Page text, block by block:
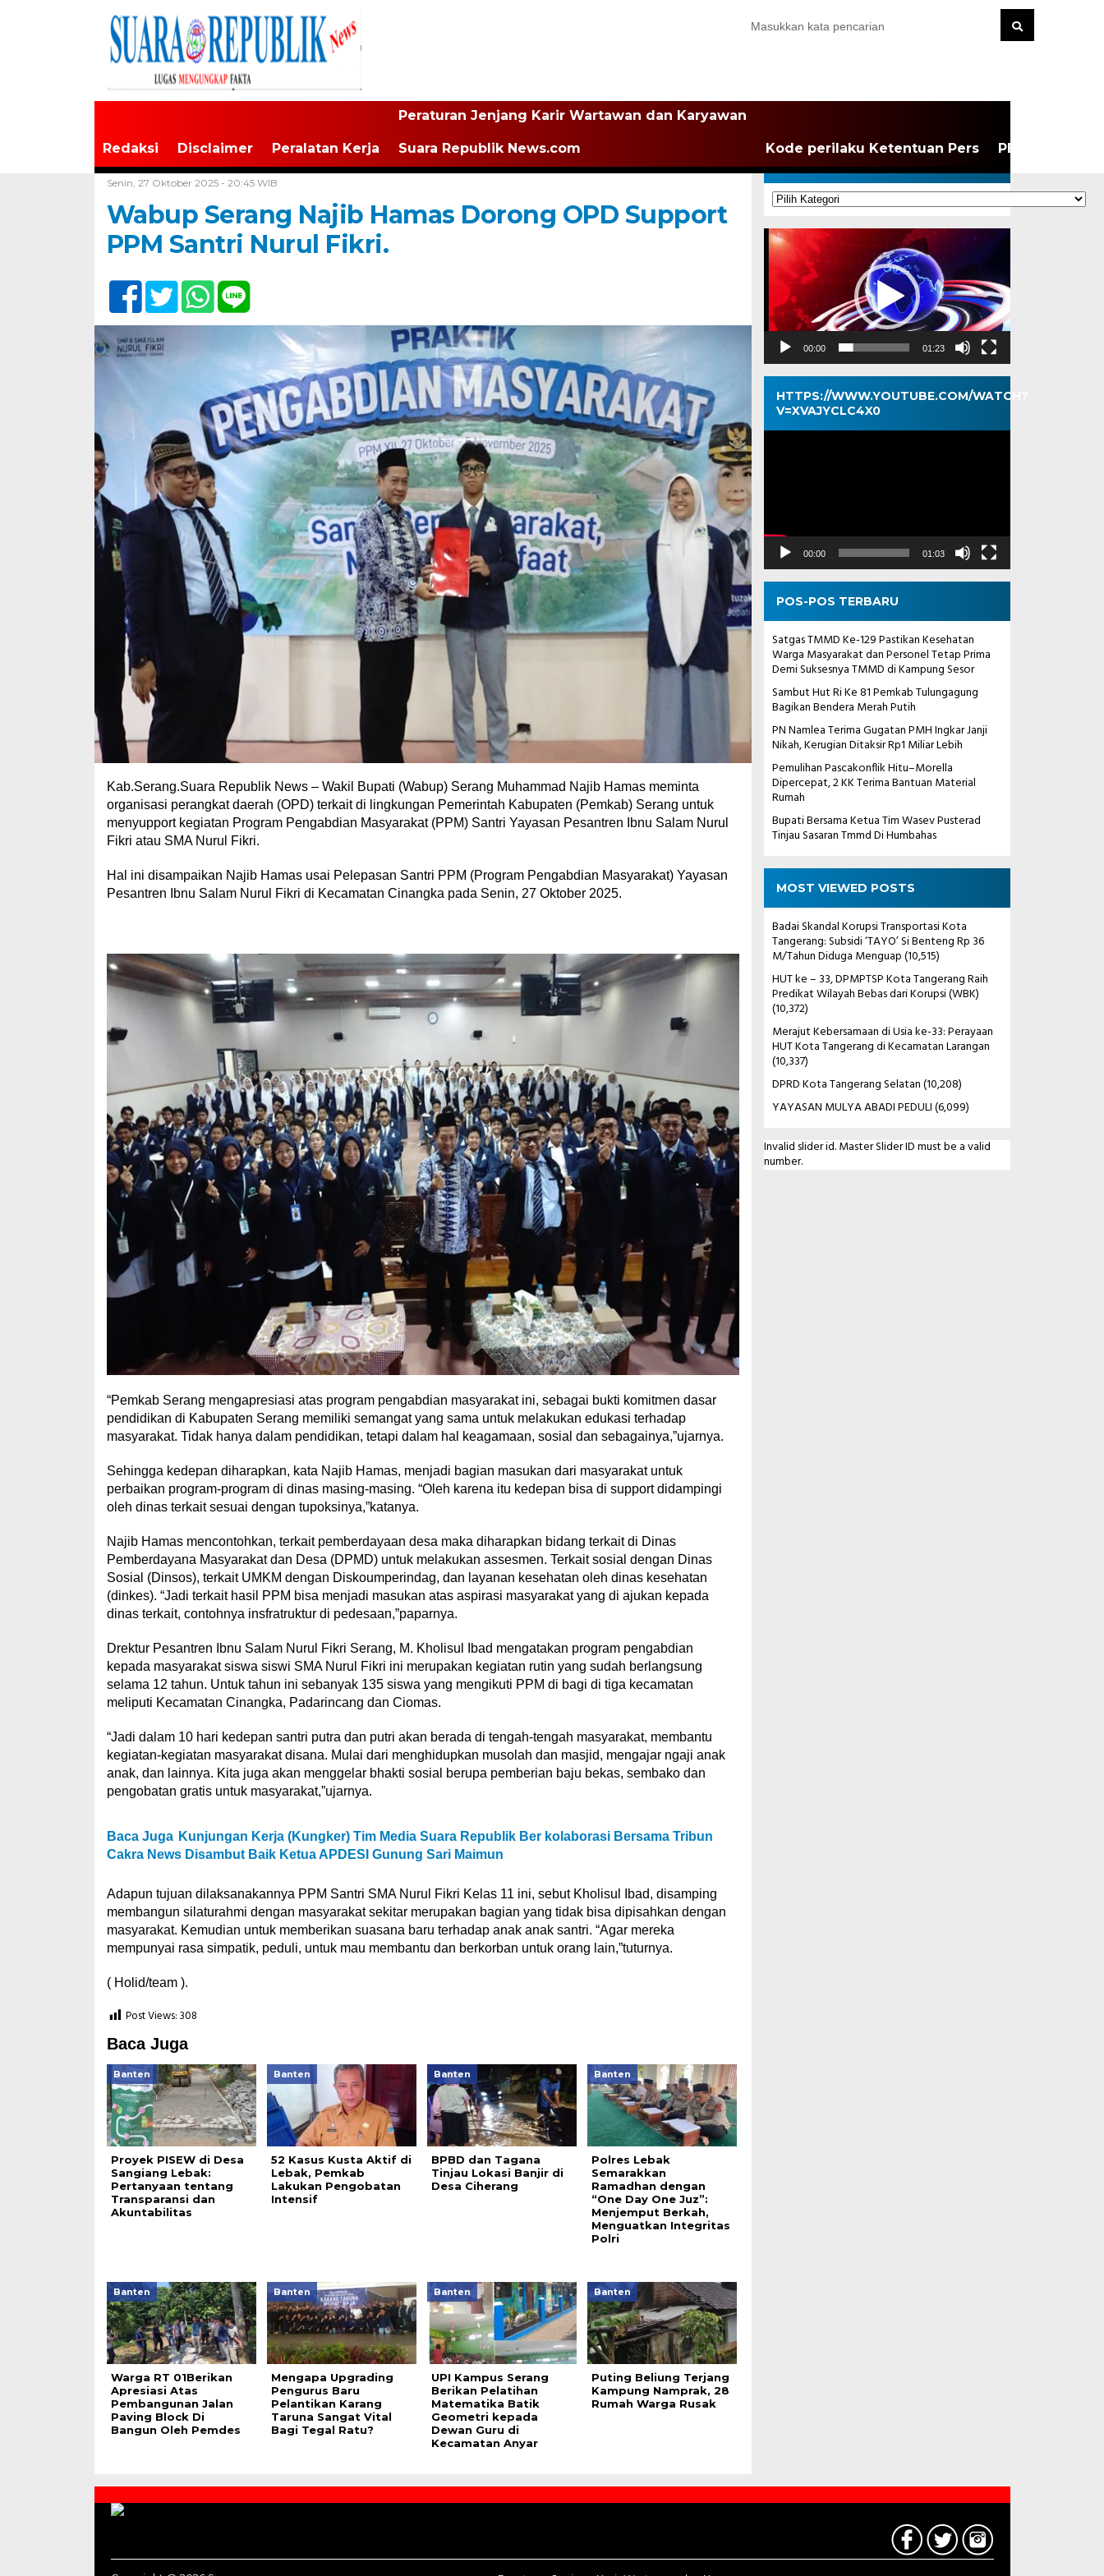
Redaksi Disclaimer Peralatan Kerja
Peraturan Jenjang Karir Wartawan dan Karyawan
Suara Republik News.com Kode perilaku Ketentuan Pers PEDOMAN
Senin, 27 Oktober 2025 - 20:45 WIB
Wabup Serang Najib Hamas Dorong OPD Support
PPM Santri Nurul Fikri.
Kab.Serang.Suara Republik News – Wakil Bupati (Wabup) Serang Muhammad Najib Hamas meminta
organisasi perangkat daerah (OPD) terkait di lingkungan Pemerintah Kabupaten (Pemkab) Serang untuk
menyupport kegiatan Program Pengabdian Masyarakat (PPM) Santri Yayasan Pesantren Ibnu Salam Nurul
Fikri atau SMA Nurul Fikri.
Hal ini disampaikan Najib Hamas usai Pelepasan Santri PPM (Program Pengabdian Masyarakat) Yayasan
Pesantren Ibnu Salam Nurul Fikri di Kecamatan Cinangka pada Senin, 27 Oktober 2025.
“Pemkab Serang mengapresiasi atas program pengabdian masyarakat ini, sebagai bukti komitmen dasar
pendidikan di Kabupaten Serang memiliki semangat yang sama untuk melakukan edukasi terhadap
masyarakat. Tidak hanya dalam pendidikan, tetapi dalam hal keagamaan, sosial dan sebagainya,”ujarnya.
Sehingga kedepan diharapkan, kata Najib Hamas, menjadi bagian masukan dari masyarakat untuk
perbaikan program-program di dinas masing-masing. “Oleh karena itu kedepan bisa di support didampingi
oleh dinas terkait sesuai dengan tupoksinya,”katanya.
Najib Hamas mencontohkan, terkait pemberdayaan desa maka diharapkan bidang terkait di Dinas
Pemberdayana Masyarakat dan Desa (DPMD) untuk melakukan assesmen. Terkait sosial dengan Dinas
Sosial (Dinsos), terkait UMKM dengan Diskoumperindag, dan layanan kesehatan oleh dinas kesehatan
(dinkes). “Jadi terkait hasil PPM bisa menjadi masukan atas aspirasi masyarakat yang di ajukan kepada
dinas terkait, contohnya insfratruktur di pedesaan,”paparnya.
Drektur Pesantren Ibnu Salam Nurul Fikri Serang, M. Kholisul Ibad mengatakan program pengabdian
kepada masyarakat siswa siswi SMA Nurul Fikri ini merupakan kegiatan rutin yang sudah berlangsung
selama 12 tahun. Untuk tahun ini sebanyak 135 siswa yang mengikuti PPM di bagi di tiga kecamatan
meliputi Kecamatan Cinangka, Padarincang dan Ciomas.
“Jadi dalam 10 hari kedepan santri putra dan putri akan berada di tengah-tengah masyarakat, membantu
kegiatan-kegiatan masyarakat disana. Mulai dari menghidupkan musolah dan masjid, mengajar ngaji anak
anak, dan lainnya. Kita juga akan menggelar bhakti sosial berupa pemberian baju bekas, sembako dan
pengobatan gratis untuk masyarakat,”ujarnya.
Baca Juga Kunjungan Kerja (Kungker) Tim Media Suara Republik Ber kolaborasi Bersama Tribun
Cakra News Disambut Baik Ketua APDESI Gunung Sari Maimun
Adapun tujuan dilaksanakannya PPM Santri SMA Nurul Fikri Kelas 11 ini, sebut Kholisul Ibad, disamping
membangun silaturahmi dengan masyarakat sekitar merupakan bagian yang tidak bisa dipisahkan dengan
masyarakat. Kemudian untuk memberikan suasana baru terhadap anak anak santri. “Agar mereka
mempunyai rasa simpatik, peduli, untuk mau membantu dan berkorban untuk orang lain,”tuturnya.
( Holid/team ).
Post Views:308
Baca Juga
Banten
Proyek PISEW di Desa
Sangiang Lebak:
Pertanyaan tentang
Transparansi dan
Akuntabilitas
Banten
52 Kasus Kusta Aktif di
Lebak, Pemkab
Lakukan Pengobatan
Intensif
Banten
BPBD dan Tagana
Tinjau Lokasi Banjir di
Desa Ciherang
Banten
Polres Lebak
Semarakkan
Ramadhan dengan
“One Day One Juz”:
Menjemput Berkah,
Menguatkan Integritas
Polri
Banten
Warga RT 01Berikan
Apresiasi Atas
Pembangunan Jalan
Paving Block Di
Bangun Oleh Pemdes
Banten
Mengapa Upgrading
Pengurus Baru
Pelantikan Karang
Taruna Sangat Vital
Bagi Tegal Ratu?
Banten
UPI Kampus Serang
Berikan Pelatihan
Matematika Batik
Geometri kepada
Dewan Guru di
Kecamatan Anyar
Banten
Puting Beliung Terjang
Kampung Namprak, 28
Rumah Warga Rusak
KATEGORI
Kategori
Pemutar
Video
00:00 01:23
HTTPS://WWW.YOUTUBE.COM/WATCH?
V=XVAJYCLC4X0
Pemutar
00:00 01:03
POS-POS TERBARU
Satgas TMMD Ke-129 Pastikan Kesehatan
Warga Masyarakat dan Personel Tetap Prima
Demi Suksesnya TMMD di Kampung Sesor
Sambut Hut Ri Ke 81 Pemkab Tulungagung
Bagikan Bendera Merah Putih
PN Namlea Terima Gugatan PMH Ingkar Janji
Nikah, Kerugian Ditaksir Rp1 Miliar Lebih
Pemulihan Pascakonflik Hitu–Morella
Dipercepat, 2 KK Terima Bantuan Material
Rumah
Bupati Bersama Ketua Tim Wasev Pusterad
Tinjau Sasaran Tmmd Di Humbahas
MOST VIEWED POSTS
Badai Skandal Korupsi Transportasi Kota
Tangerang: Subsidi ‘TAYO’ Si Benteng Rp 36
M/Tahun Diduga Menguap(10,515)
HUT ke – 33, DPMPTSP Kota Tangerang Raih
Predikat Wilayah Bebas dari Korupsi (WBK)
(10,372)
Merajut Kebersamaan di Usia ke-33: Perayaan
HUT Kota Tangerang di Kecamatan Larangan
(10,337)
DPRD Kota Tangerang Selatan(10,208)
YAYASAN MULYA ABADI PEDULI(6,099)
Invalid slider id. Master Slider ID must be a valid
number.